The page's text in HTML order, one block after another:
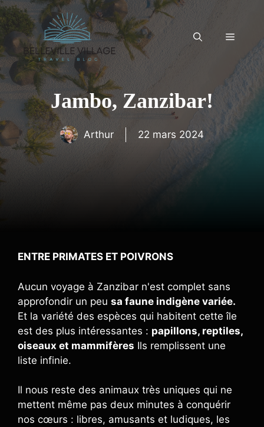
Aller
au
contenu
Menu
Jambo, Zanzibar!
Arthur 22 mars 2024
ENTRE PRIMATES ET POIVRONS
Aucun voyage à Zanzibar n'est complet sans
approfondir un peu sa faune indigène variée.
Et la variété des espèces qui habitent cette île
est des plus intéressantes : papillons, reptiles,
oiseaux et mammifères Ils remplissent une
liste infinie.
Il nous reste des animaux très uniques qui ne
mettent même pas deux minutes à conquérir
nos cœurs : libres, amusants et ludiques, les